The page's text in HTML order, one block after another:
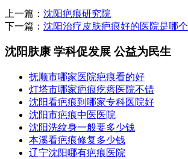
上一篇： 沈阳疤痕研究院
下一篇： 沈阳治疗皮肤疤痕好的医院是哪个
沈阳肤康 学科促发展 公益为民生
抚顺市哪家医院疤痕看的好
灯塔市哪家疤痕疙瘩医院不错
沈阳看疤痕到哪家专科医院好
沈阳市疤痕中医医院
沈阳洗纹身一般要多少钱
本溪看疤痕修复多少钱
辽宁沈阳哪有疤痕医院